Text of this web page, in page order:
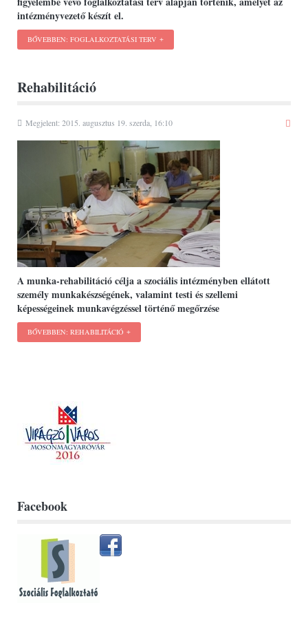
intézményvezető készít el.
BŐVEBBEN: FOGLALKOZTATÁSI TERV
Rehabilitáció
Megjelent: 2015. augusztus 19. szerda, 16:10
A munka-rehabilitáció célja a szociális intézményben ellátott
személy munkakészségének, valamint testi és szellemi
képességeinek munkavégzéssel történő megőrzése
BŐVEBBEN: REHABILITÁCIÓ
Facebook